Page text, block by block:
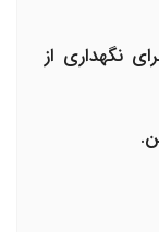
نگهداری از